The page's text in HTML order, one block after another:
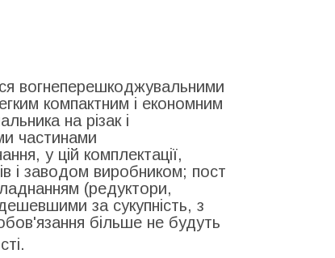
вогнеперешкоджувальними
компактним і економним
на різак і
частинами
у цій комплектації,
і заводом виробником; пост
(редуктори,
за сукупність, з
більше не будуть